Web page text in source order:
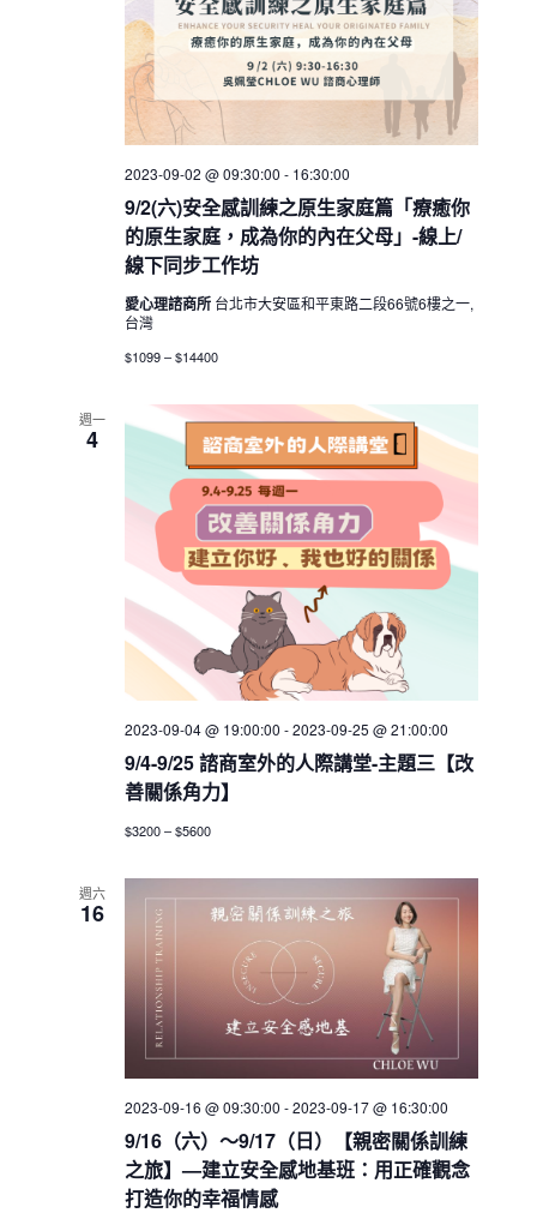
9/2(六)安全感訓練之原生家庭篇「療癒你
的原生家庭，成為你的內在父母」-線上/
線下同步工作坊
2023-09-02 @ 09:30:00 - 16:30:00
愛心理諮商所 台北市大安區和平東路二段66號6樓之一,
台灣
$1099 – $14400
週一
4
9/4-9/25 諮商室外的人際講堂-主題三【改
善關係角力】
2023-09-04 @ 19:00:00 -2023-09-25 @ 21:00:00
$3200 – $5600
週六
16
9/16（六）～9/17（日）【親密關係訓練
之旅】—建立安全感地基班：用正確觀念
打造你的幸福情感
2023-09-16 @ 09:30:00 -2023-09-17 @ 16:30:00